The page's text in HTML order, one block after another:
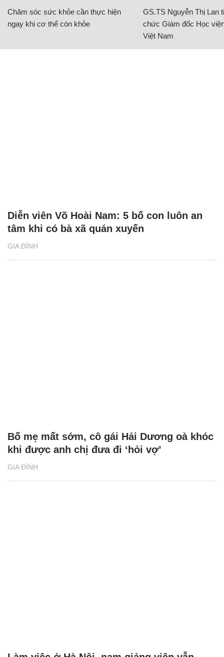
Chăm sóc sức khỏe cần thực hiện
ngay khi cơ thể còn khỏe
GS.TS Nguyễn Thị Lan
chức Giám đốc Học
Việt Nam
GIA ĐÌNH
Diễn viên Võ Hoài Nam: 5 bố con luôn an
tâm khi có bà xã quán xuyến
GIA ĐÌNH
Bố mẹ mất sớm, cô gái Hải Dương oà khóc
khi được anh chị đưa đi ‘hỏi vợ’